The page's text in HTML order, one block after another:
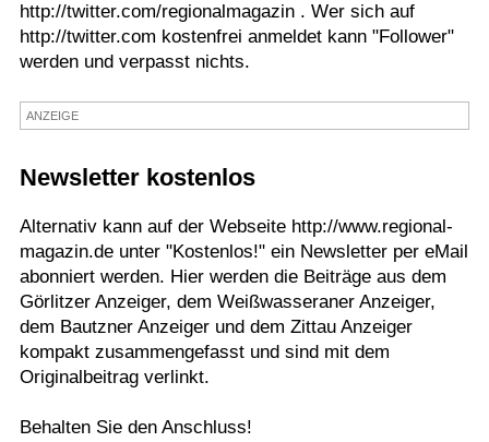
Verkehr
Gesundheit
Kultur
Termine
http://twitter.com/regionalmagazin . Wer sich auf
http://twitter.com kostenfrei anmeldet kann "Follower"
werden und verpasst nichts.
ANZEIGE
Newsletter kostenlos
Alternativ kann auf der Webseite http://www.regional-
magazin.de unter "Kostenlos!" ein Newsletter per eMail
abonniert werden. Hier werden die Beiträge aus dem
Görlitzer Anzeiger, dem Weißwasseraner Anzeiger,
dem Bautzner Anzeiger und dem Zittau Anzeiger
kompakt zusammengefasst und sind mit dem
Originalbeitrag verlinkt.
Behalten Sie den Anschluss!